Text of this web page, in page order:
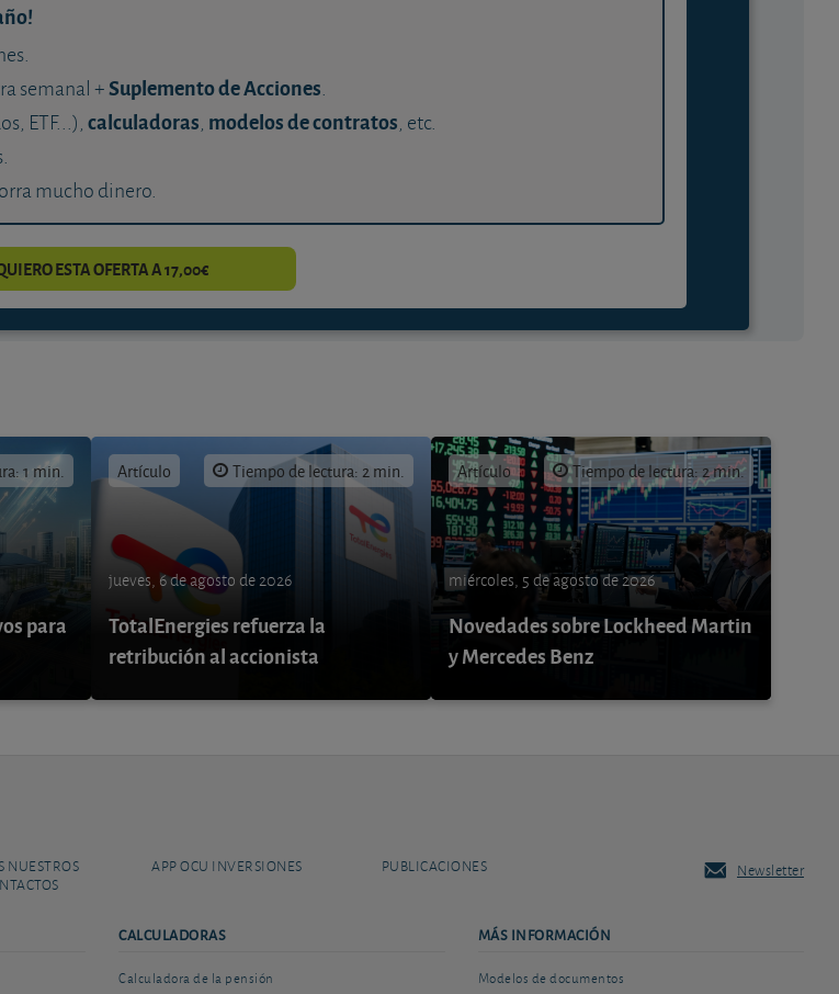
semanal +Suplemento de Acciones.
ETF...), calculadoras, modelos de contratos, etc.
mucho dinero.
ESTA OFERTA A 17,00€
1 min.
para
Artículo Tiempo de lectura: 2 min.
jueves, 6 de agosto de 2026
TotalEnergies refuerza la
retribución al accionista
Artículo Tiempo de lectura: 2 min.
miércoles, 5 de agosto de 2026
Novedades sobre Lockheed Martin
y Mercedes Benz
NUESTROS
APP OCU INVERSIONES PUBLICACIONES Newsletter
CALCULADORAS
Calculadora de la pensión
MÁS INFORMACIÓN
Modelos de documentos